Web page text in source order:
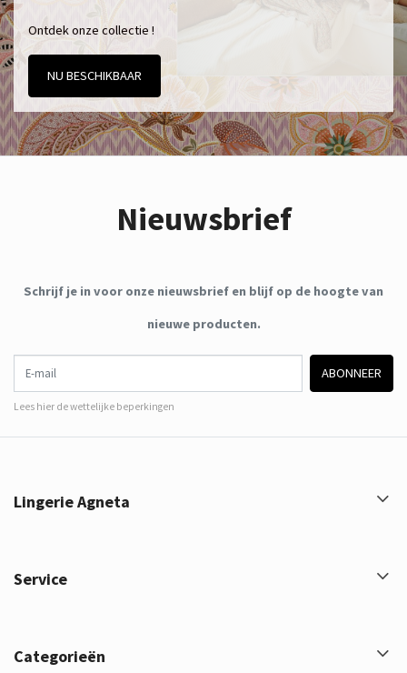
Ontdek onze collectie !
NU BESCHIKBAAR
Nieuwsbrief
Schrijf je in voor onze nieuwsbrief en blijf op de hoogte van
nieuwe producten.
ABONNEER
Lees hier de wettelijke beperkingen
Lingerie Agneta
Service
Categorieën